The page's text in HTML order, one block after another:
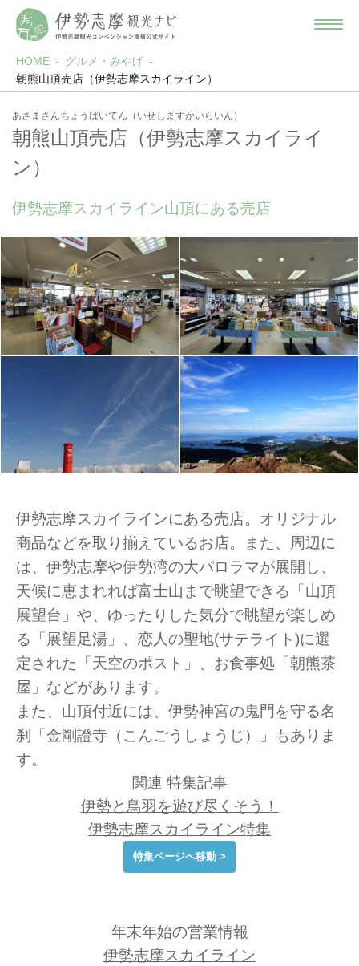
HOME
グルメ・みやげ
朝熊山頂売店（伊勢志摩スカイライン）
あさまさんちょうばいてん（いせしますかいらいん）
朝熊山頂売店（伊勢志摩スカイライ
ン）
伊勢志摩スカイライン山頂にある売店
伊勢志摩スカイラインにある売店。オリジナル
商品などを取り揃えているお店。また、周辺に
は、伊勢志摩や伊勢湾の大パロラマが展開し、
天候に恵まれれば富士山まで眺望できる「山頂
展望台」や、ゆったりした気分で眺望が楽しめ
る「展望足湯」、恋人の聖地(サテライト)に選
定された「天空のポスト」、お食事処「朝熊茶
屋」などがあります。
また、山頂付近には、伊勢神宮の鬼門を守る名
刹「金剛證寺（こんごうしょうじ）」もありま
す。
関連 特集記事
伊勢と鳥羽を遊び尽くそう！
伊勢志摩スカイライン特集
特集ページへ移動 >
年末年始の営業情報
伊勢志摩スカイライン